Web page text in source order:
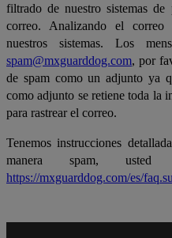
filtrado de nuestro sistemas
correo. Analizando el correo
nuestros sistemas. Los
spam@mxguarddog.com, por
de spam como un adjunto ya
como adjunto se retiene toda la
para rastrear el correo.
Tenemos instrucciones
manera spam, usted
https://mxguarddog.com/es/